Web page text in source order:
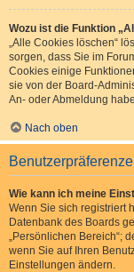
Wozu ist die Funktion
„Alle Cookies löschen“
sorgen, dass Sie im
Cookies einige
sie von der Board-
An- oder Abmeldung
Nach oben
Wie kann ich meine
Wenn Sie sich registriert
Datenbank des Boards
„Persönlichen Bereich“;
wenn Sie auf Ihren
Einstellungen ändern.